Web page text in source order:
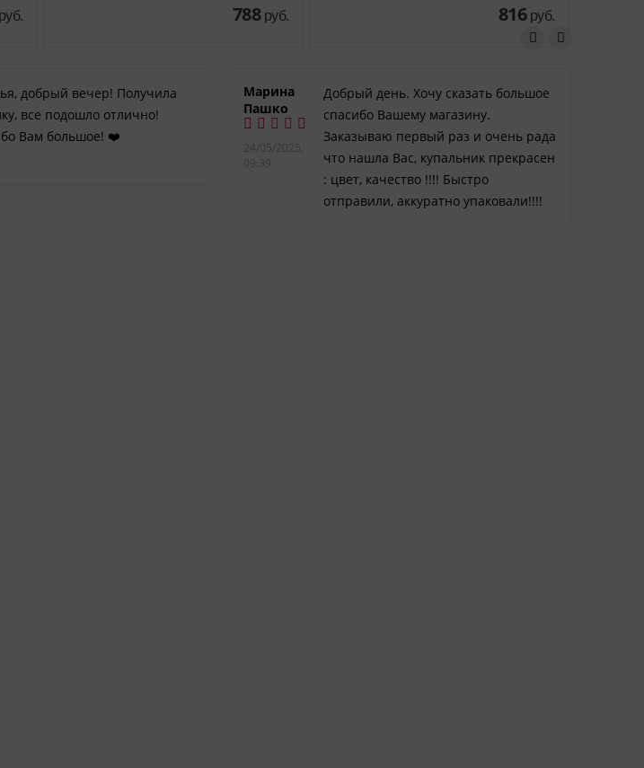
руб. 788 руб. 816 руб.
добрый вечер! Получила
все подошло отлично!
Вам большое! ❤️
Марина
Пашко
24/05/2025,
09:39
Добрый день. Хочу сказать большое
спасибо Вашему магазину.
Заказываю первый раз и очень рада
что нашла Вас, купальник прекрасен
: цвет, качество !!!! Быстро
отправили, аккуратно упаковали!!!!